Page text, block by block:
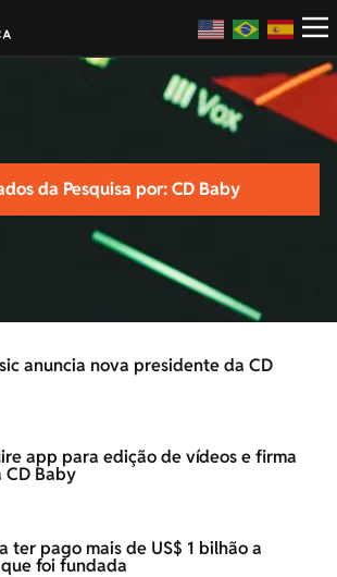
da Pesquisa por: CD Baby
anuncia nova presidente da CD
app para edição de vídeos e firma
CD Baby
ter pago mais de US$ 1 bilhão a
foi fundada